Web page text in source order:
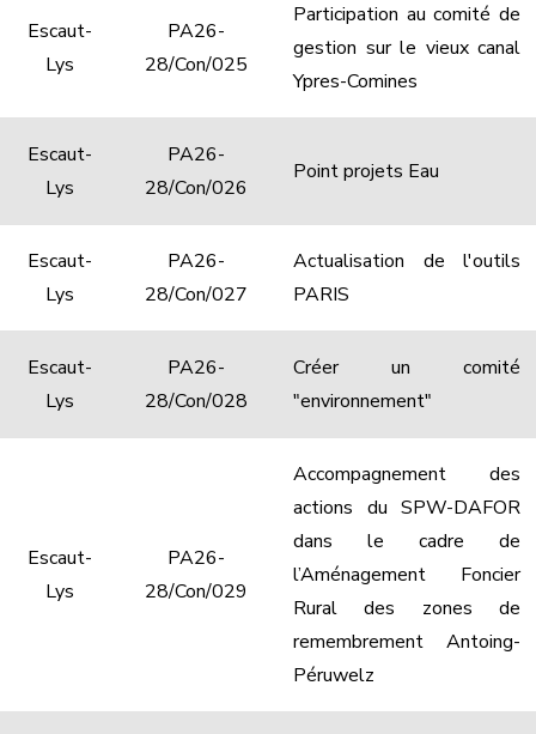
Escaut-
Lys
PA26-
28/Con/025
Participation au comité de
gestion sur le vieux canal
Ypres-Comines
Escaut-
Lys
PA26-
28/Con/026
Point projets Eau
Escaut-
Lys
PA26-
28/Con/027
Actualisation de l'outils
PARIS
Escaut-
Lys
PA26-
28/Con/028
Créer un comité
"environnement"
Escaut-
Lys
PA26-
28/Con/029
Accompagnement des
actions du SPW-DAFOR
dans le cadre de
l’Aménagement Foncier
Rural des zones de
remembrement Antoing-
Péruwelz